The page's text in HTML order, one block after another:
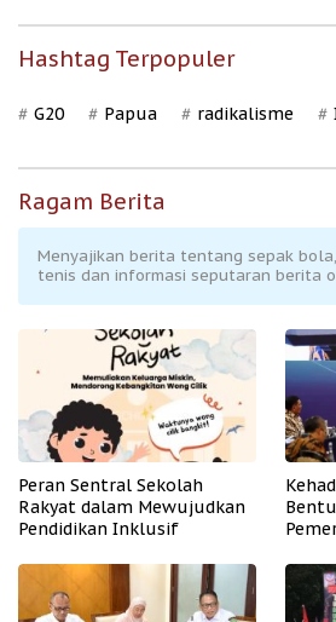
Hashtag Terpopuler
G20 Papua radikalisme
Ragam Berita
Menyajikan berita tentang sepak
tenis dan informasi seputaran berita
Peran Sentral Sekolah
Rakyat dalam Mewujudkan
Pendidikan Inklusif